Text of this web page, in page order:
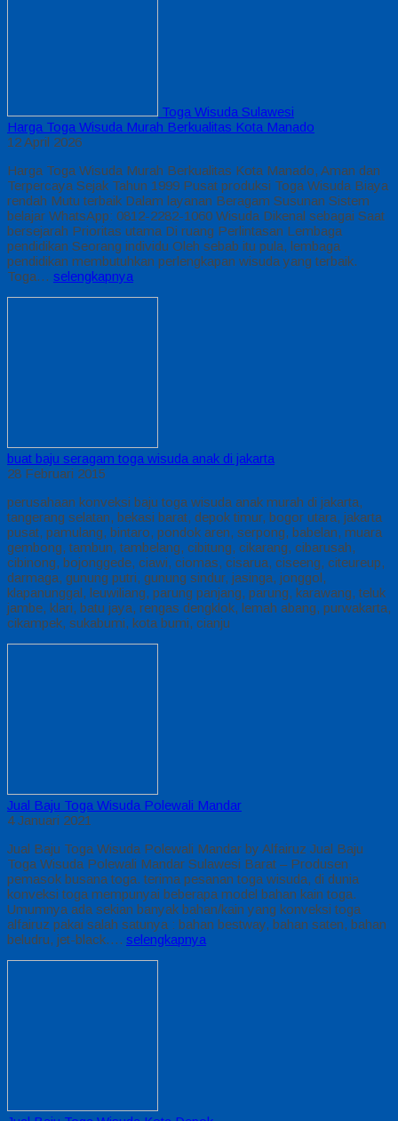
Toga Wisuda Sulawesi
Harga Toga Wisuda Murah Berkualitas Kota Manado
12 April 2026
Harga Toga Wisuda Murah Berkualitas Kota Manado, Aman dan
Terpercaya Sejak Tahun 1999 Pusat produksi Toga Wisuda Biaya
rendah Mutu terbaik Dalam layanan Beragam Susunan Sistem
belajar WhatsApp: 0812-2282-1060 Wisuda Dikenal sebagai Saat
bersejarah Prioritas utama Di ruang Perlintasan Lembaga
pendidikan Seorang individu Oleh sebab itu pula, lembaga
pendidikan membutuhkan perlengkapan wisuda yang terbaik.
Toga… selengkapnya
buat baju seragam toga wisuda anak di jakarta
28 Februari 2015
perusahaan konveksi baju toga wisuda anak murah di jakarta,
tangerang selatan, bekasi barat, depok timur, bogor utara, jakarta
pusat, pamulang, bintaro, pondok aren, serpong, babelan, muara
gembong, tambun, tambelang, cibitung, cikarang, cibarusah,
cibinong, bojonggede, ciawi, ciomas, cisarua, ciseeng, citeureup,
darmaga, gunung putri, gunung sindur, jasinga, jonggol,
klapanunggal, leuwiliang, parung panjang, parung, karawang, teluk
jambe, klari, batu jaya, rengas dengklok, lemah abang, purwakarta,
cikampek, sukabumi, kota bumi, cianju
Jual Baju Toga Wisuda Polewali Mandar
4 Januari 2021
Jual Baju Toga Wisuda Polewali Mandar by Alfairuz Jual Baju
Toga Wisuda Polewali Mandar Sulawesi Barat – Produsen
pemasok busana toga. terima pesanan toga wisuda, di dunia
konveksi toga mempunyai beberapa model bahan kain toga.
Umumnya ada sekian banyak bahan/kain yang konveksi toga
alfairuz pakai salah satunya : bahan bestway, bahan saten, bahan
beludru, jet-black…. selengkapnya